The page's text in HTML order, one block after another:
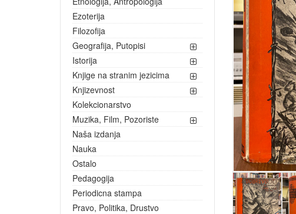
Ezoterija
Filozofija
Geografija, Putopisi
Istorija
Knjige na stranim jezicima
Knjizevnost
Kolekcionarstvo
Muzika, Film, Pozoriste
Naša izdanja
Nauka
Ostalo
Pedagogija
Periodicna stampa
Pravo, Politika, Drustvo